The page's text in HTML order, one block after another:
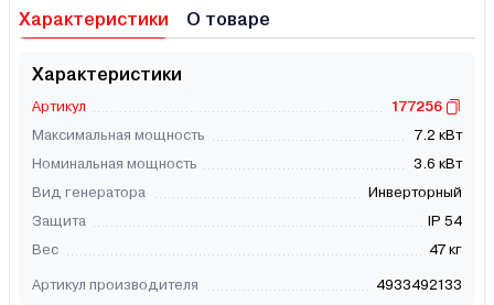
Характеристики О товаре
Характеристики
Артикул
177256
Максимальная мощность
7.2 кВт
Номинальная мощность
3.6 кВт
Вид генератора
Инверторный
Защита
IP 54
Вес
47 кг
Артикул производителя 4933492133